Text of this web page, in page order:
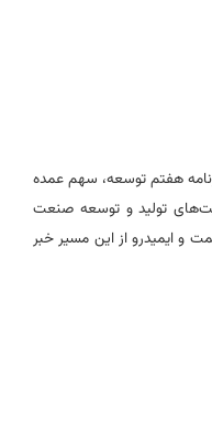
هفتم توسعه، سهم عمده
تولید و توسعه صنعت
و ایمیدرو از این مسیر خبر